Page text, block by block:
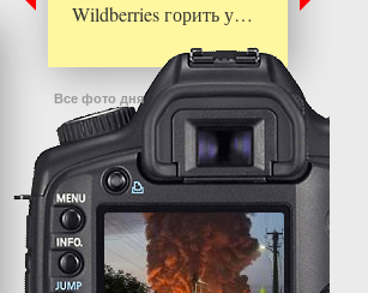
Wildberries горить у…
Все фото дня